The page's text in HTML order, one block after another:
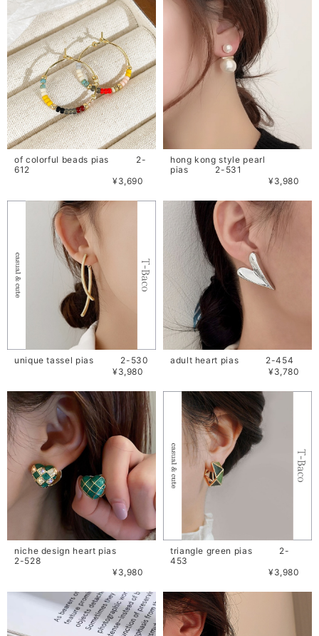
of colorful beads pias 2-
612
¥3,690
hong kong style pearl
pias 2-531
¥3,980
unique tassel pias 2-530
¥3,980
adult heart pias 2-454
¥3,780
niche design heart pias
2-528
¥3,980
triangle green pias 2-
453
¥3,980